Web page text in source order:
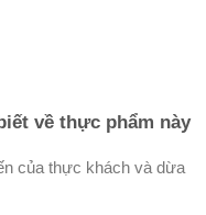
về thực phẩm này
của thực khách và dừa